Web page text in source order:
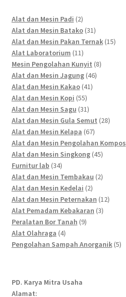
Alat dan Mesin Padi 22
products
Alat dan Mesin Batako 3131
products
Alat dan Mesin Pakan Ternak 1515
Alat Laboratorium 1111
products
Mesin Pengolahan Kunyit 88
Alat dan Mesin Jagung 4646
Alat dan Mesin Kakao 4141
Alat dan Mesin Kopi 5555
products
Alat dan Mesin Sagu 3131
products
Alat dan Mesin Gula Semut 2828
Alat dan Mesin Kelapa 6767
products
Alat dan Mesin Pengolahan Kompos
Alat dan Mesin Singkong 4545
Furnitur lab 3434
products
Alat dan Mesin Tembakau 22
Alat dan Mesin Kedelai 22
products
Alat dan Mesin Peternakan 1212
Alat Pemadam Kebakaran 33
Peralatan Bor Tanah 99
Alat Olahraga 44
products
Pengolahan Sampah Anorganik 55
PD. Karya Mitra Usaha
Alamat: